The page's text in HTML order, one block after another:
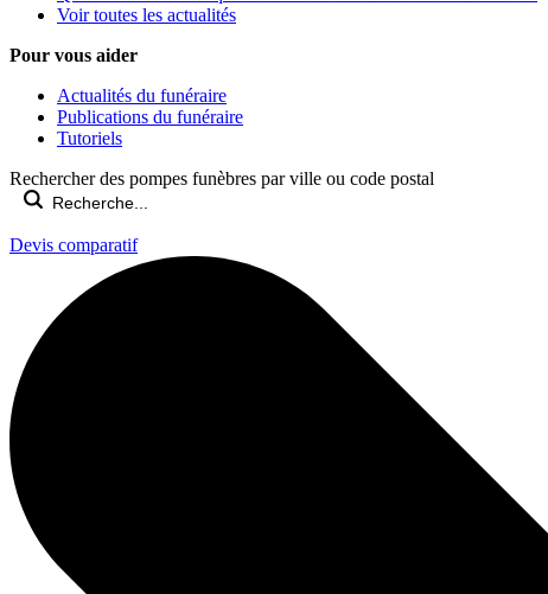
Voir toutes les actualités
Pour vous aider
Actualités du funéraire
Publications du funéraire
Tutoriels
Rechercher des pompes funèbres par ville ou code postal
Devis comparatif